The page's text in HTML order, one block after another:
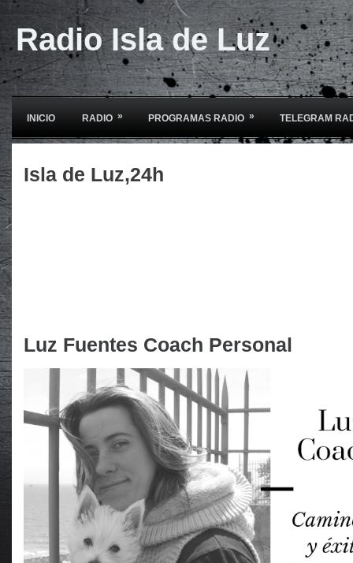
Radio Isla de Luz
INICIO RADIO » PROGRAMAS RADIO » TELEGRAM
Isla de Luz,24h
Luz Fuentes Coach Personal